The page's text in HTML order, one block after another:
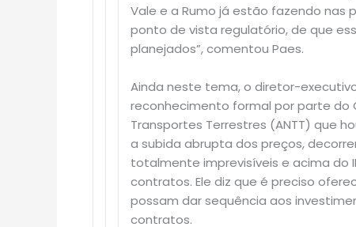
Vale e a Rumo já estão fazendo nas
ponto de vista regulatório, de que
planejados”, comentou Paes.
Ainda neste tema, o diretor-
reconhecimento formal por parte do
Transportes Terrestres (ANTT) que
a subida abrupta dos preços,
totalmente imprevisíveis e acima do
contratos. Ele diz que é preciso
possam dar sequência aos
contratos.